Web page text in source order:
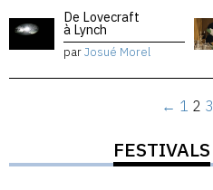
De Lovecraft
à Lynch
parJosué Morel
← 1 2 3
FESTIVALS